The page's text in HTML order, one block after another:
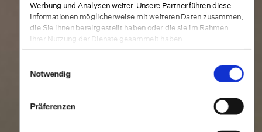
Werbung und Analysen weiter. Unsere Partner führen diese
Informationen möglicherweise mit weiteren Daten zusammen,
die Sie ihnen bereitgestellt haben oder die sie im Rahmen
Ihrer Nutzung der Dienste gesammelt haben.
Notwendig
Präferenzen